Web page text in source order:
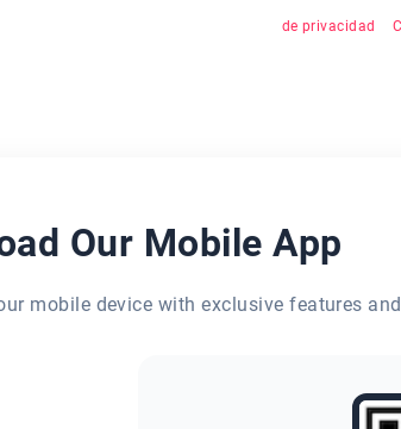
de privacidad
&
Our Mobile App
mobile device with exclusive features